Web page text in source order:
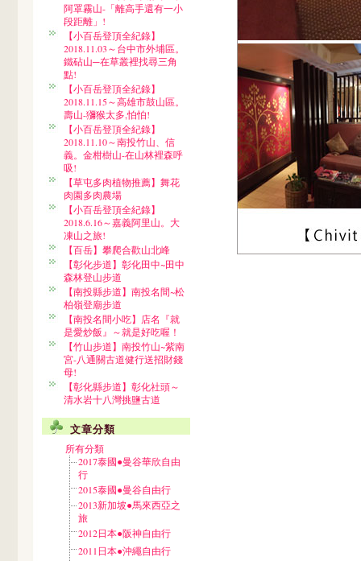
阿罩霧山-「離高手還有一小
段距離」!
【小百岳登頂全紀錄】
2018.11.03～台中市外埔區。
鐵砧山─在草叢裡找尋三角
點!
【小百岳登頂全紀錄】
2018.11.15～高雄市鼓山區。
壽山-獼猴太多,怕怕!
【小百岳登頂全紀錄】
2018.11.10～南投竹山、信
義。金柑樹山-在山林裡森呼
吸!
【草屯多肉植物推薦】舞花
肉園多肉農場
【小百岳登頂全紀錄】
2018.6.16～嘉義阿里山。大
凍山之旅!
【百岳】攀爬合歡山北峰
【彰化步道】彰化田中~田中
森林登山步道
【南投縣步道】南投名間~松
柏嶺登廟步道
【南投名間小吃】店名『就
是愛炒飯』～就是好吃喔！
【竹山步道】南投竹山~紫南
宮-八通關古道健行送招財錢
母!
【彰化縣步道】彰化社頭～
清水岩十八灣挑鹽古道
文章分類
所有分類
2017泰國●曼谷華欣自由
行
2015泰國●曼谷自由行
2013新加坡●馬來西亞之
旅
2012日本●阪神自由行
2011日本●沖繩自由行